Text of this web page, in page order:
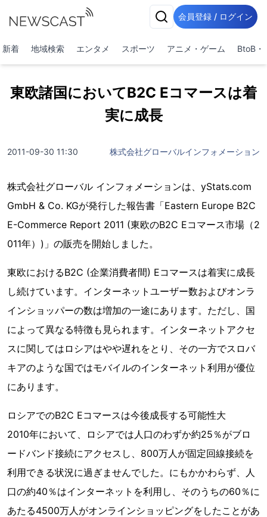
会員登録 / ログイン
新着 地域検索 エンタメ スポーツ アニメ・ゲーム BtoB・
東欧諸国においてB2C Eコマースは着
実に成長
2011-09-30 11:30 株式会社グローバルインフォメーション
株式会社グローバル インフォメーションは、yStats.com
GmbH & Co. KGが発行した報告書「Eastern Europe B2C
E-Commerce Report 2011 (東欧のB2C Eコマース市場（2
011年）)」の販売を開始しました。
東欧におけるB2C (企業消費者間) Eコマースは着実に成長
し続けています。インターネットユーザー数およびオンラ
インショッパーの数は増加の一途にあります。ただし、国
によって異なる特徴も見られます。インターネットアクセ
スに関してはロシアはやや遅れをとり、その一方でスロバ
キアのような国ではモバイルのインターネット利用が優位
にあります。
ロシアでのB2C Eコマースは今後成長する可能性大
2010年において、ロシアでは人口のわずか約25％がブロ
ードバンド接続にアクセスし、800万人が固定回線接続を
利用できる状況に過ぎませんでした。にもかかわらず、人
口の約40％はインターネットを利用し、そのうちの60％に
あたる4500万人がオンラインショッピングをしたことがあ